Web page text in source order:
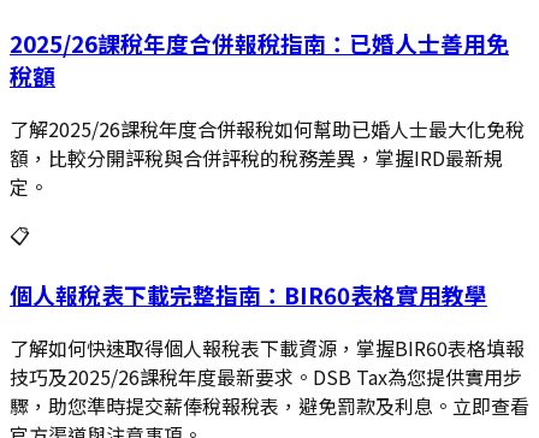
2025/26課稅年度合併報稅指南：已婚人士善用免
稅額
了解2025/26課稅年度合併報稅如何幫助已婚人士最大化免稅
額，比較分開評稅與合併評稅的稅務差異，掌握IRD最新規
定。
📋
個人報稅表下載完整指南：BIR60表格實用教學
了解如何快速取得個人報稅表下載資源，掌握BIR60表格填報
技巧及2025/26課稅年度最新要求。DSB Tax為您提供實用步
驟，助您準時提交薪俸稅報稅表，避免罰款及利息。立即查看